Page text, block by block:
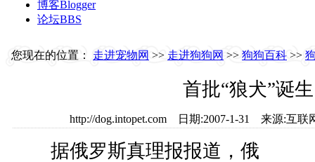
博客Blogger
论坛BBS
您现在的位置： 走进宠物网 >> 走进狗狗网 >> 狗狗百科 >>
首批“狼犬”诞生
http://dog.intopet.com 日期:2007-1-31 来源:互
据俄罗斯真理报报道，俄